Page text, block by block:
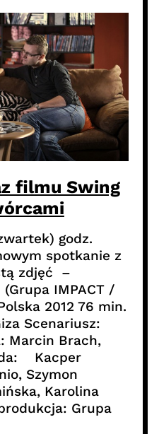
filmu Swing
godz.
spotkanie z
zdjęć –
IMPACT /
2012 76 min.
Scenariusz:
Marcin Brach,
Kacper
Szymon
Karolina
Grupa